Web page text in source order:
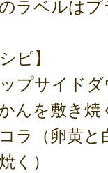
ラベルは
シピ】
プサイド
んを敷き焼
ラ（卵黄
く）